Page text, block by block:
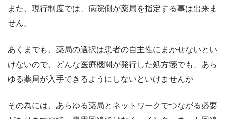
また、現行制度では、病院側が薬局を指定する事は出来ま
せん。
あくまでも、薬局の選択は患者の自主性にまかせないとい
けないので、どんな医療機関が発行した処方箋でも、あら
ゆる薬局が入手できるようにしないといけませんが
その為には、あらゆる薬局とネットワークでつながる必要